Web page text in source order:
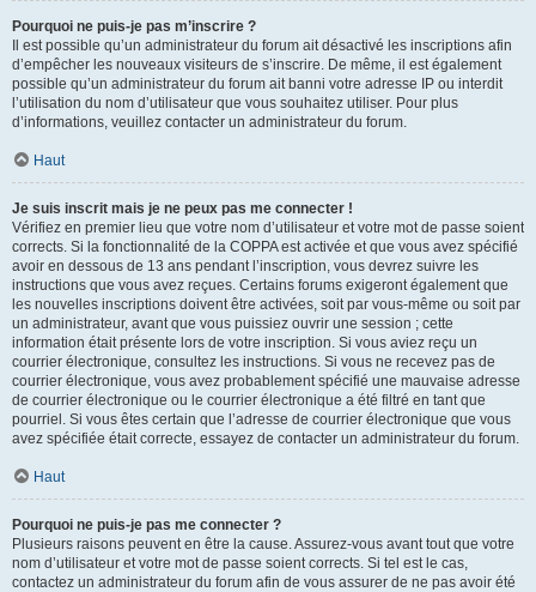
Pourquoi ne puis-je pas m’inscrire ?
Il est possible qu’un administrateur du forum ait désactivé les inscriptions afin
d’empêcher les nouveaux visiteurs de s’inscrire. De même, il est également
possible qu’un administrateur du forum ait banni votre adresse IP ou interdit
l’utilisation du nom d’utilisateur que vous souhaitez utiliser. Pour plus
d’informations, veuillez contacter un administrateur du forum.
Haut
Je suis inscrit mais je ne peux pas me connecter !
Vérifiez en premier lieu que votre nom d’utilisateur et votre mot de passe soient
corrects. Si la fonctionnalité de la COPPA est activée et que vous avez spécifié
avoir en dessous de 13 ans pendant l’inscription, vous devrez suivre les
instructions que vous avez reçues. Certains forums exigeront également que
les nouvelles inscriptions doivent être activées, soit par vous-même ou soit par
un administrateur, avant que vous puissiez ouvrir une session ; cette
information était présente lors de votre inscription. Si vous aviez reçu un
courrier électronique, consultez les instructions. Si vous ne recevez pas de
courrier électronique, vous avez probablement spécifié une mauvaise adresse
de courrier électronique ou le courrier électronique a été filtré en tant que
pourriel. Si vous êtes certain que l’adresse de courrier électronique que vous
avez spécifiée était correcte, essayez de contacter un administrateur du forum.
Haut
Pourquoi ne puis-je pas me connecter ?
Plusieurs raisons peuvent en être la cause. Assurez-vous avant tout que votre
nom d’utilisateur et votre mot de passe soient corrects. Si tel est le cas,
contactez un administrateur du forum afin de vous assurer de ne pas avoir été